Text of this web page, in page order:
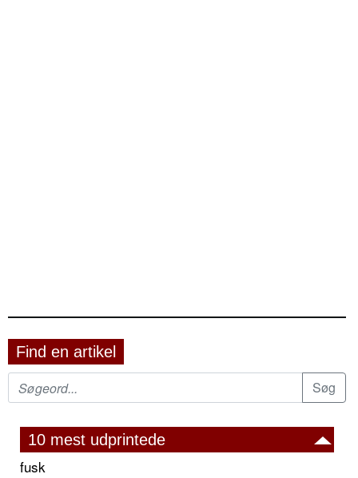
Find en artikel
10 mest udprintede
fusk